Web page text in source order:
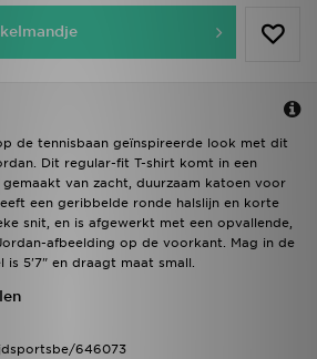
de tennisbaan geïnspireerde look met dit
Dit regular-fit T-shirt komt in een
van zacht, duurzaam katoen voor
een geribbelde ronde halslijn en korte
snit, en is afgewerkt met een opvallende,
afbeelding op de voorkant. Mag in de
is 5'7" en draagt maat small.
646073